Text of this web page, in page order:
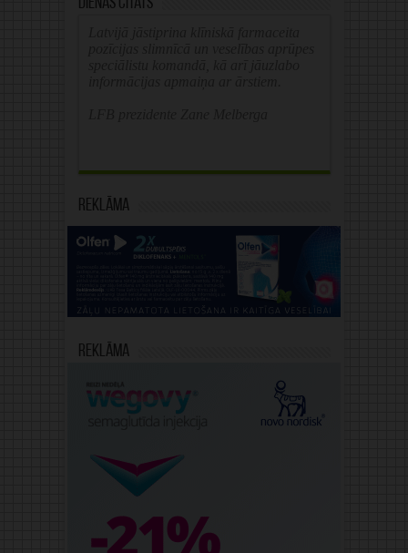
Dienas citāts
Reklāma
Reklāma